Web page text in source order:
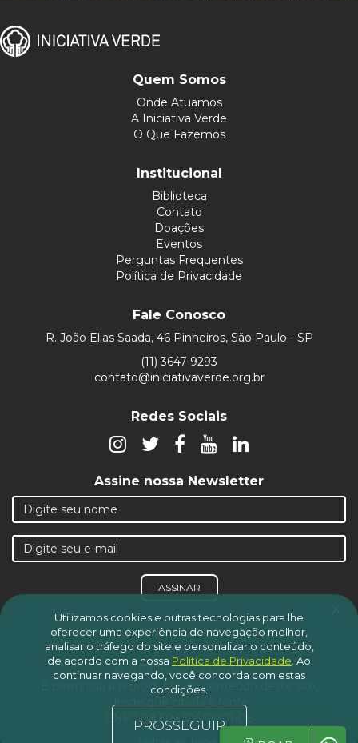
Quem Somos
Onde Atuamos
A Iniciativa Verde
O Que Fazemos
Institucional
Biblioteca
Contato
Doações
Eventos
Perguntas Frequentes
Política de Privacidade
Fale Conosco
R. João Elias Saada, 46 Pinheiros, São Paulo - SP
(11) 3647-9293
contato@iniciativaverde.org.br
Redes Sociais
Assine nossa Newsletter
ASSINAR
© 2019 Iniciativa Verde.
É permitida a reprodução do conteúdo deste site,
desde que citada a fonte
CNPJ 08.606.505/0001-06
x
Utilizamos cookies e outras tecnologias para lhe
oferecer uma experiência de navegação melhor,
analisar o tráfego do site e personalizar o conteúdo,
de acordo com a nossa Política de Privacidade Ao
continuar navegando, você concorda com estas
condições.
PROSSEGUIR